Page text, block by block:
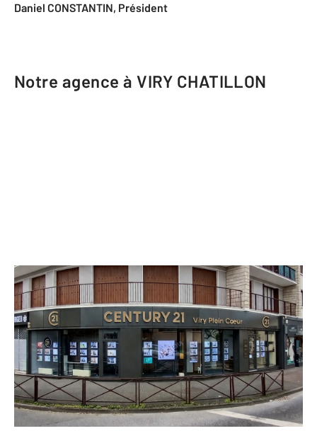
Daniel CONSTANTIN, Président
Notre agence à VIRY CHATILLON
CENTURY 21 Viry Plein Coeur
74 rue Francoeur
VIRY CHATILLON - 91170
Envoyer un message
Téléphoner à l'agence